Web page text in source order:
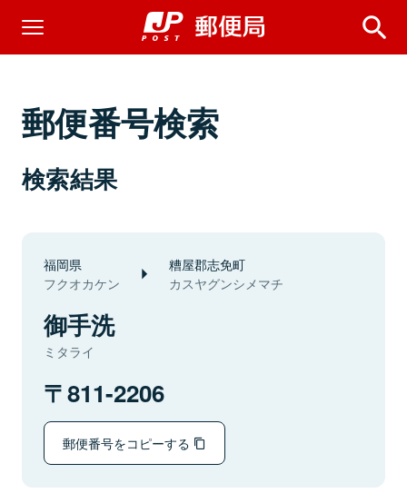
郵便番号検索
検索結果
福岡県
フクオカケン
糟屋郡志免町
カスヤグンシメマチ
御手洗
ミタライ
811-2206
郵便番号をコピーする